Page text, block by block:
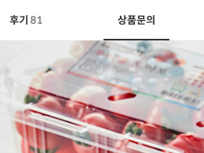
후기 81 상품문의